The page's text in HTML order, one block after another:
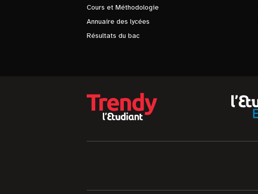
Cours et Méthodologie
Annuaire des lycées
Résultats du bac